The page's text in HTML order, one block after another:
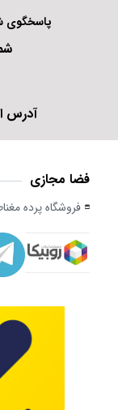
پاسخگوی
آدرس
فضا مجازی
فروشگاه پرده